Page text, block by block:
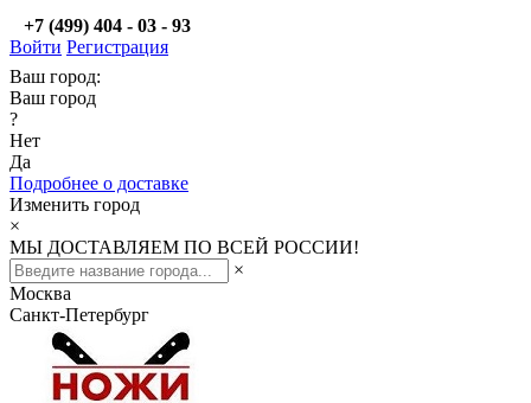
+7 (499) 404 - 03 - 93
Войти Регистрация
Ваш город:
Ваш город
?
Нет
Да
Подробнее о доставке
Изменить город
×
МЫ ДОСТАВЛЯЕМ ПО ВСЕЙ РОССИИ!
×
Москва
Санкт-Петербург